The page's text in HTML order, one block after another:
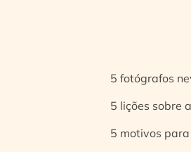
5 fotógrafos
5 lições sobre
5 motivos